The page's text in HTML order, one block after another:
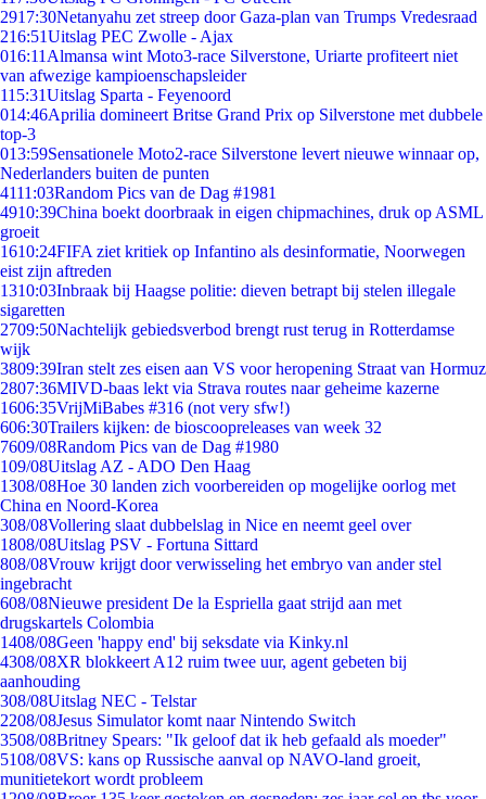
2917:30Netanyahu zet streep door Gaza-plan van Trumps Vredesraad
216:51Uitslag PEC Zwolle - Ajax
016:11 Almansa wint Moto3-race Silverstone, Uriarte profiteert niet
van afwezige kampioenschapsleider
115:31Uitslag Sparta - Feyenoord
014:46Aprilia domineert Britse Grand Prix op Silverstone met dubbele
top-3
013:59Sensationele Moto2-race Silverstone levert nieuwe winnaar op,
Nederlanders buiten de punten
4111:03Random Pics van de Dag #1981
4910:39China boekt doorbraak in eigen chipmachines, druk op ASML
groeit
1610:24FIFA ziet kritiek op Infantino als desinformatie, Noorwegen
eist zijn aftreden
1310:03Inbraak bij Haagse politie: dieven betrapt bij stelen illegale
sigaretten
2709:50Nachtelijk gebiedsverbod brengt rust terug in Rotterdamse
wijk
3809:39Iran stelt zes eisen aan VS voor heropening Straat van Hormuz
2807:36MIVD-baas lekt via Strava routes naar geheime kazerne
1606:35VrijMiBabes #316 (not very sfw!)
606:30Trailers kijken: de bioscoopreleases van week 32
7609/08Random Pics van de Dag #1980
109/08Uitslag AZ - ADO Den Haag
1308/08Hoe 30 landen zich voorbereiden op mogelijke oorlog met
China en Noord-Korea
308/08Vollering slaat dubbelslag in Nice en neemt geel over
1808/08Uitslag PSV - Fortuna Sittard
808/08Vrouw krijgt door verwisseling het embryo van ander stel
ingebracht
608/08Nieuwe president De la Espriella gaat strijd aan met
drugskartels Colombia
1408/08Geen 'happy end' bij seksdate via Kinky.nl
4308/08XR blokkeert A12 ruim twee uur, agent gebeten bij
aanhouding
308/08Uitslag NEC - Telstar
2208/08Jesus Simulator komt naar Nintendo Switch
3508/08Britney Spears: "Ik geloof dat ik heb gefaald als moeder"
5108/08VS: kans op Russische aanval op NAVO-land groeit,
munitietekort wordt probleem